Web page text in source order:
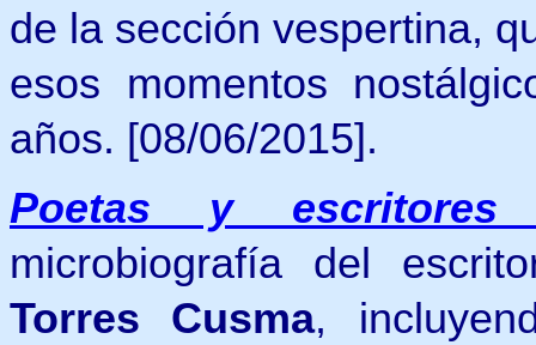
de la sección vespertina,
esos momentos
años. [08/06/2015].
Poetas y
microbiografía del
Torres Cusma,